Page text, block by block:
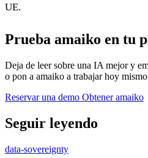
UE.
Prueba amaiko en tu
Deja de leer sobre una IA mejor y
o pon a amaiko a trabajar hoy
Reservar una demo Obtener amaiko
Seguir leyendo
data-sovereignty